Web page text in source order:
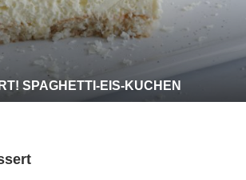
SPAGHETTI-EIS-KUCHEN